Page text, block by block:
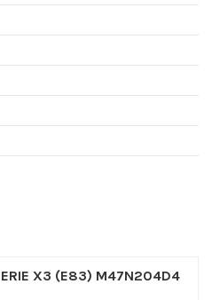
X3 (E83) M47N204D4